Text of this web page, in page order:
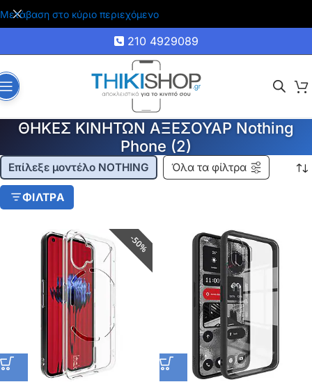
Μετάβαση στο κύριο περιεχόμενο
🚚 Δωρεάν μεταφορικά για αγορές άνω των 35€
210 4929089
ΘΗΚΕΣ ΚΙΝΗΤΩΝ ΑΞΕΣΟΥΑΡ Nothing
Phone (2)
Επίλεξε μοντέλο NOTHING Όλα τα φίλτρα
ΦΙΛΤΡΑ
50%